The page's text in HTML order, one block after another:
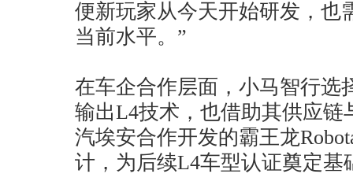
便新玩家从今天开始研发，也
当前水平。”
在车企合作层面，小马智行选
输出L4技术，也借助其供应链
汽埃安合作开发的霸王龙
计，为后续L4车型认证奠定基